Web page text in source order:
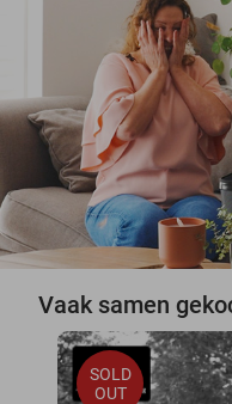
Vaak samen
SOLD
OUT